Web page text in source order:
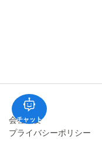
チャット
会社概要
プライバシーポリシー